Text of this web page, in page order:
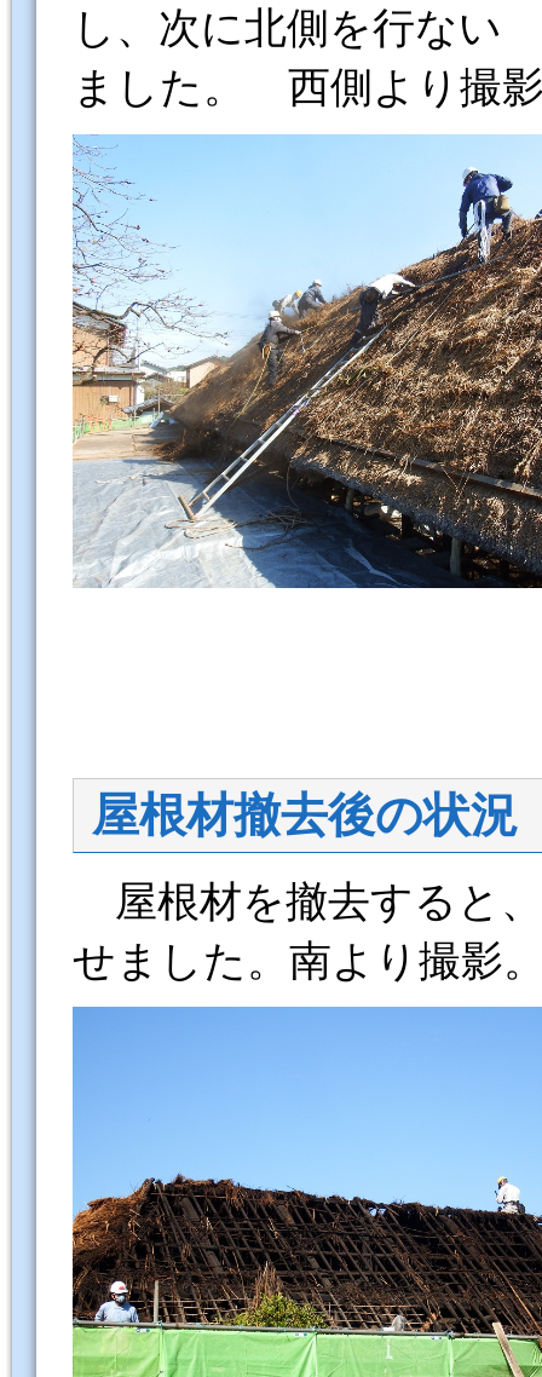
し、次に北側を行ない
ました。 西側より撮
屋根材撤去後の状況
屋根材を撤去すると
せました。南より撮